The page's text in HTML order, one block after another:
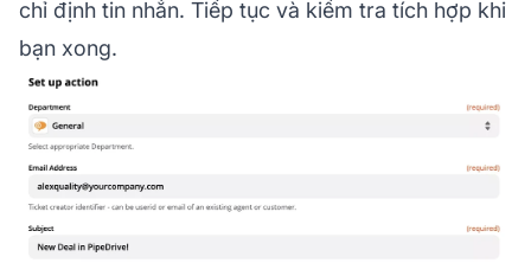
chỉ định tin nhắn. Tiếp tục và kiểm tra tích hợp khi
bạn xong.